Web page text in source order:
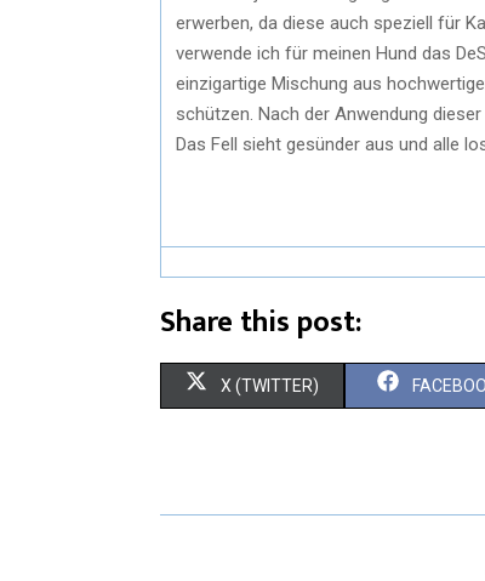
erwerben, da diese auch speziell für
verwende ich für meinen Hund das
einzigartige Mischung aus
schützen. Nach der Anwendung
Das Fell sieht gesünder aus und alle
Share this post:
X (TWITTER)